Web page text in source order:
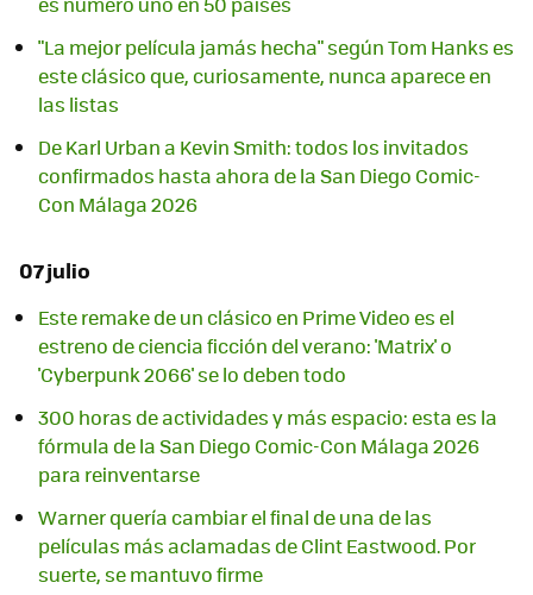
"La mejor película jamás hecha" según Tom Hanks es
este clásico que, curiosamente, nunca aparece en
las listas
De Karl Urban a Kevin Smith: todos los invitados
confirmados hasta ahora de la San Diego Comic-
Con Málaga 2026
07 julio
Este remake de un clásico en Prime Video es el
estreno de ciencia ficción del verano: 'Matrix' o
'Cyberpunk 2066' se lo deben todo
300 horas de actividades y más espacio: esta es la
fórmula de la San Diego Comic-Con Málaga 2026
para reinventarse
Warner quería cambiar el final de una de las
películas más aclamadas de Clint Eastwood. Por
suerte, se mantuvo firme